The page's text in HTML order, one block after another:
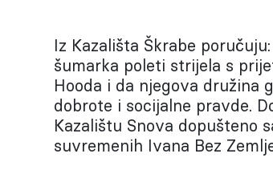
Iz Kazališta Škrabe
šumarka poleti strijela s
Hooda i da njegova družina
dobrote i socijalne pravde.
Kazalištu Snova dopušteno
suvremenih Ivana Bez